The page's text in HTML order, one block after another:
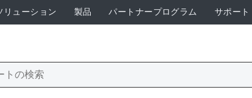
リューション 製品 パートナープログラム サポート